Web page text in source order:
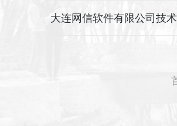
大连网信软件有限公司技